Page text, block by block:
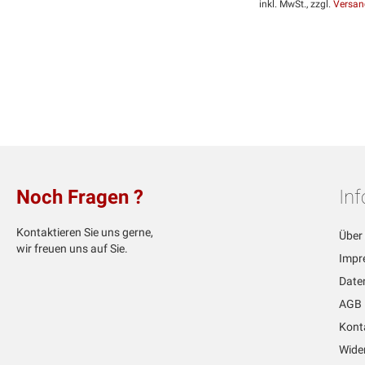
inkl. MwSt., zzgl.
Noch Fragen ?
Kontaktieren Sie uns gerne,
wir freuen uns auf Sie.
AGB